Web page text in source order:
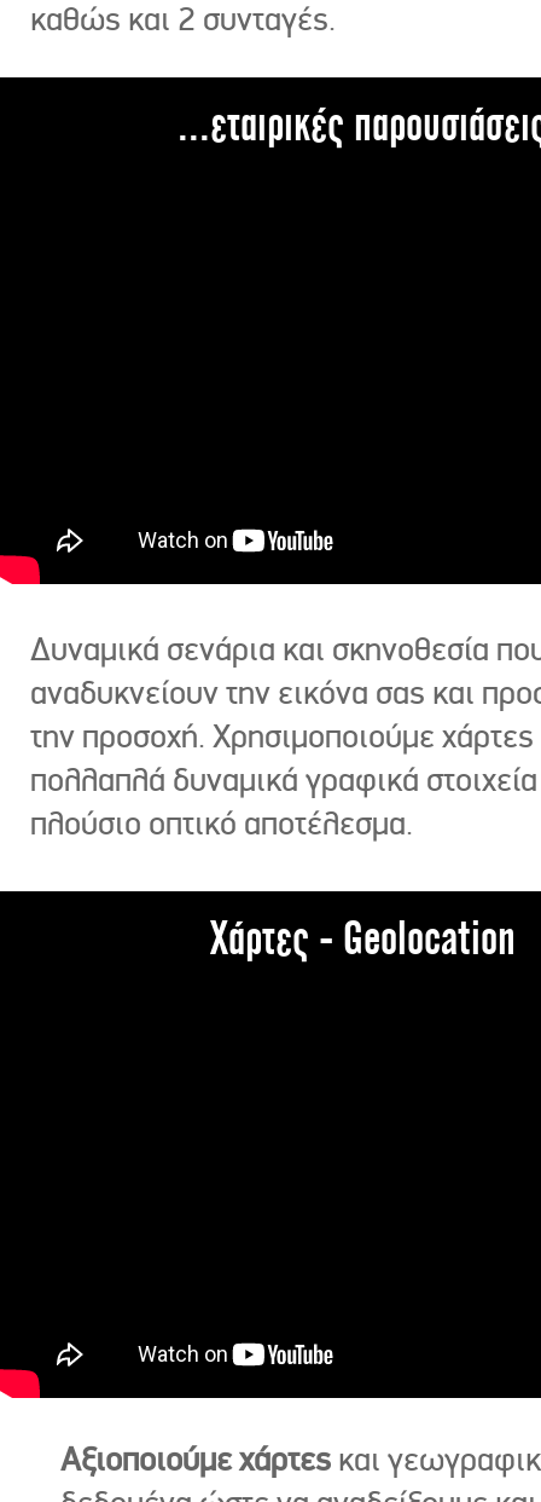
καθώς και 2 συνταγές.
...εταιρικές
Δυναμικά σενάρια και σκηνοθεσία
αναδυκνείουν την εικόνα σας και
την προσοχή. Χρησιμοποιούμε χάρτες
πολλαπλά δυναμικά γραφικά στοιχεία
πλούσιο οπτικό αποτέλεσμα.
Χάρτες - Geolocation
Αξιοποιούμε χάρτες και